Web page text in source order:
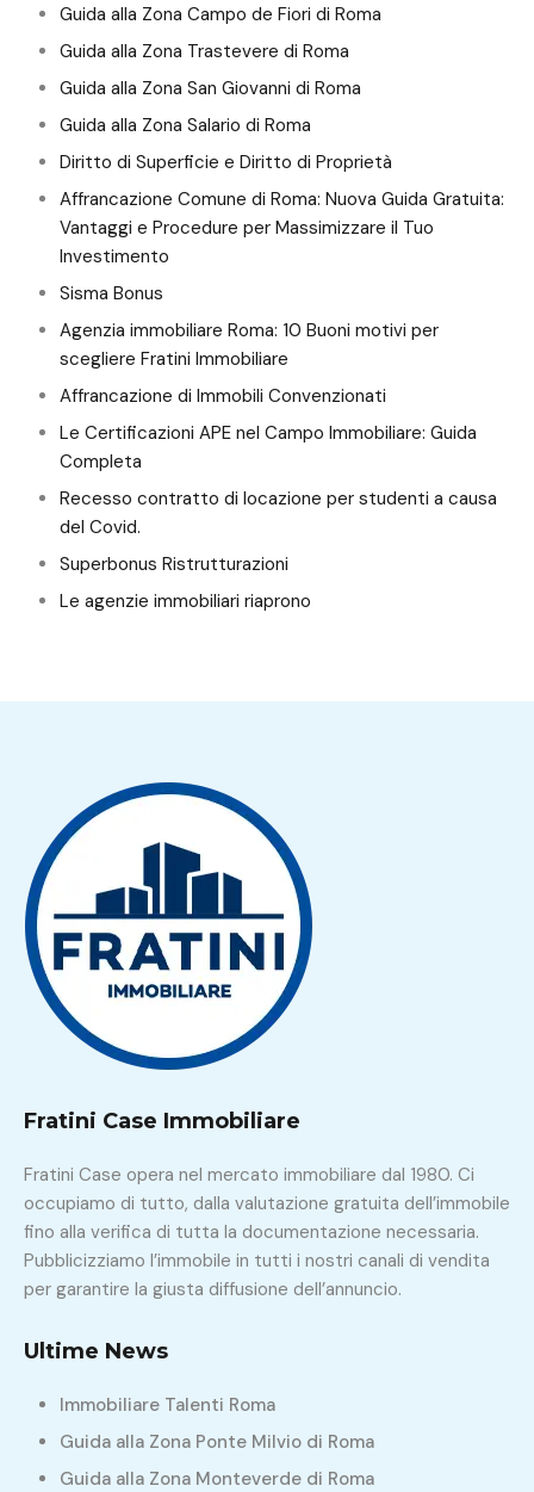
Guida alla Zona Campo de Fiori di Roma
Guida alla Zona Trastevere di Roma
Guida alla Zona San Giovanni di Roma
Guida alla Zona Salario di Roma
Diritto di Superficie e Diritto di Proprietà
Affrancazione Comune di Roma: Nuova Guida Gratuita:
Vantaggi e Procedure per Massimizzare il Tuo
Investimento
Sisma Bonus
Agenzia immobiliare Roma: 10 Buoni motivi per
scegliere Fratini Immobiliare
Affrancazione di Immobili Convenzionati
Le Certificazioni APE nel Campo Immobiliare: Guida
Completa
Recesso contratto di locazione per studenti a causa
del Covid.
Superbonus Ristrutturazioni
Le agenzie immobiliari riaprono
Fratini Case Immobiliare
Fratini Case opera nel mercato immobiliare dal 1980. Ci
occupiamo di tutto, dalla valutazione gratuita dell’immobile
fino alla verifica di tutta la documentazione necessaria.
Pubblicizziamo l’immobile in tutti i nostri canali di vendita
per garantire la giusta diffusione dell’annuncio.
Ultime News
Immobiliare Talenti Roma
Guida alla Zona Ponte Milvio di Roma
Guida alla Zona Monteverde di Roma